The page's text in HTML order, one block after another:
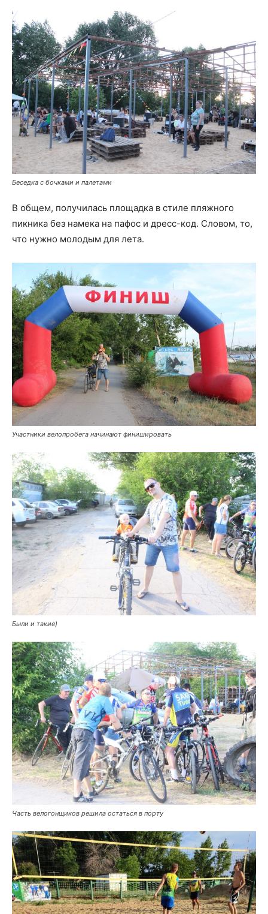
Беседка с бочками и палетами
В общем, получилась площадка в стиле пляжного
пикника без намека на пафос и дресс-код. Словом, то,
что нужно молодым для лета.
Участники велопробега начинают финишировать
Были и такие)
Часть велогонщиков решила остаться в порту